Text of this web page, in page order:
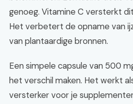
genoeg. Vitamine C versterkt
Het verbetert de opname van
van plantaardige bronnen.
Een simpele capsule van 500
het verschil maken. Het werkt
versterker voor je